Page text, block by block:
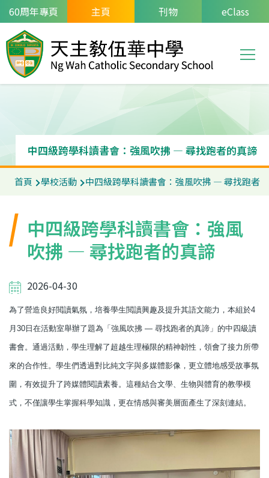
移至主內容
60周年專頁 主頁 刊物 eClass
Main
中四級跨學科讀書會：強風吹拂 — 尋找跑者的真諦
導
連
結
首頁 學校活動 中四級跨學科讀書會：強風吹拂 — 尋找跑者
中四級跨學科讀書會：強風
吹拂 — 尋找跑者的真諦
2026-04-30
為了營造良好閲讀氣氛，培養學生閲讀興趣及提升其語文能力，本組於4
月30日在活動室舉辦了題為「強風吹拂 — 尋找跑者的真諦」的中四級讀
書會。通過活動，學生理解了超越生理極限的精神韌性，領會了接力所帶
來的合作性。學生們透過對比純文字與多媒體影像，更立體地感受故事氛
圍，有效提升了跨媒體閱讀素養。這種結合文學、生物與體育的教學模
式，不僅讓學生掌握科學知識，更在情感與審美層面產生了深刻連結。